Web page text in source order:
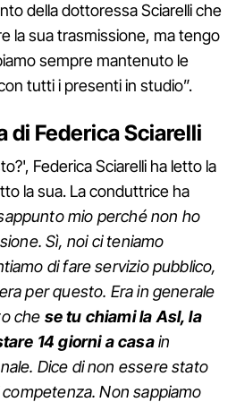
della dottoressa Sciarelli che
la sua trasmissione, ma tengo
sempre mantenuto le
tutti i presenti in studio”.
di Federica Sciarelli
Federica Sciarelli ha letto la
la sua. La conduttrice ha
mio perché non ho
Sì, noi ci teniamo
di fare servizio pubblico,
per questo. Era in generale
che se tu chiami la Asl, la
14 giorni a casain
Dice di non essere stato
Non sappiamo